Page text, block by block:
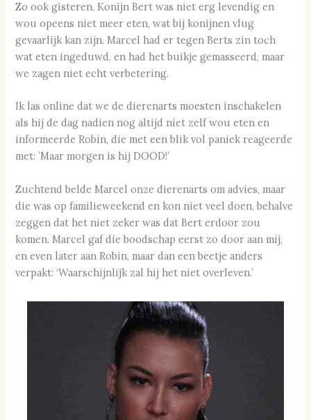
Zo ook gisteren. Konijn Bert was niet erg levendig en
wou opeens niet meer eten, wat bij konijnen vlug
gevaarlijk kan zijn. Marcel had er tegen Berts zin toch
wat eten ingeduwd, en had het buikje gemasseerd, maar
we zagen niet echt verbetering.
Ik las online dat we de dierenarts moesten inschakelen
als hij de dag nadien nog altijd niet zelf wou eten en
informeerde Robin, die met een blik vol paniek reageerde
met: ’Maar morgen is hij DOOD!’
Zuchtend belde Marcel onze dierenarts om advies, maar
die was op familieweekend en kon niet veel doen, behalve
zeggen dat het niet zeker was dat Bert erdoor zou
komen. Marcel gaf die boodschap eerst zo door aan mij,
en even later aan Robin, maar dan een beetje anders
verpakt: ‘Waarschijnlijk zal hij het niet overleven.’